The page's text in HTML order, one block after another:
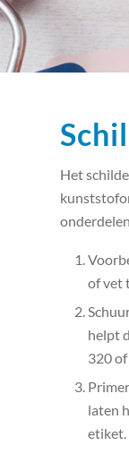
Het
of vet
helpt
320 of
laten
etiket.